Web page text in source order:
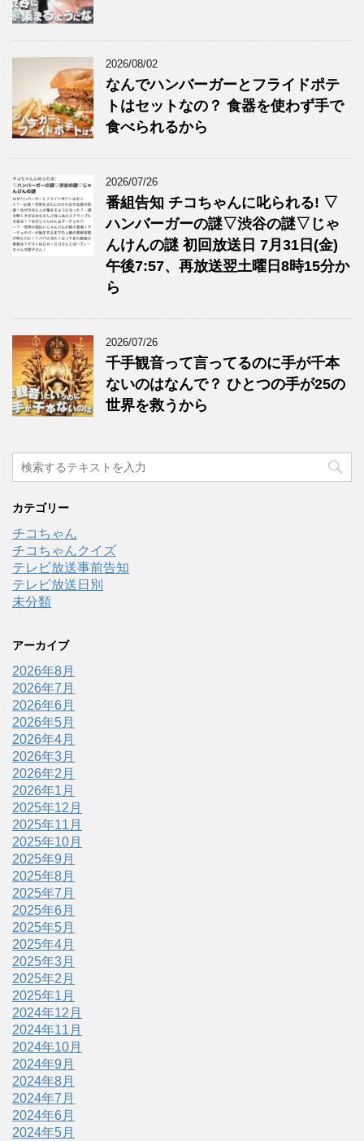
2026/08/02
なんでハンバーガーとフライドポテ
トはセットなの？ 食器を使わず手で
食べられるから
2026/07/26
番組告知 チコちゃんに叱られる! ▽
ハンバーガーの謎▽渋谷の謎▽じゃ
んけんの謎 初回放送日 7月31日(金)
午後7:57、再放送翌土曜日8時15分か
ら
2026/07/26
千手観音って言ってるのに手が千本
ないのはなんで？ ひとつの手が25の
世界を救うから
カテゴリー
チコちゃん
チコちゃんクイズ
テレビ放送事前告知
テレビ放送日別
未分類
アーカイブ
2026年8月
2026年7月
2026年6月
2026年5月
2026年4月
2026年3月
2026年2月
2026年1月
2025年12月
2025年11月
2025年10月
2025年9月
2025年8月
2025年7月
2025年6月
2025年5月
2025年4月
2025年3月
2025年2月
2025年1月
2024年12月
2024年11月
2024年10月
2024年9月
2024年8月
2024年7月
2024年6月
2024年5月